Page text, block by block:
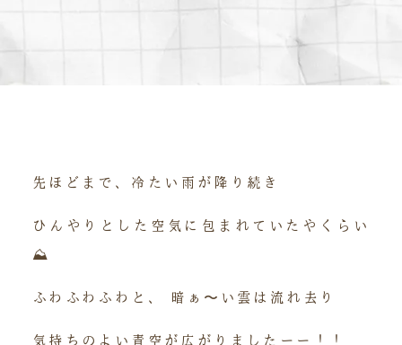
先ほどまで、冷たい雨が降り続き
ひんやりとした空気に包まれていたやくらい
⛰
ふわふわふわと、 暗ぁ〜い雲は流れ去り
気持ちのよい青空が広がりましたーー！！